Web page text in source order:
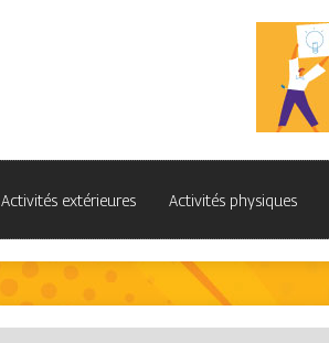
Activités extérieures Activités physiques